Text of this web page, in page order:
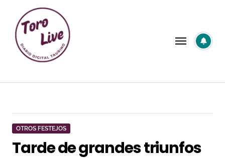
contenido
OTROS FESTEJOS
Tarde de grandes triunfos